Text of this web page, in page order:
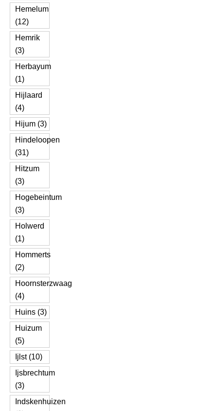
Hemelum
(12)
Hemrik
(3)
Herbayum
(1)
Hijlaard
(4)
Hijum (3)
Hindeloopen
(31)
Hitzum
(3)
Hogebeintum
(3)
Holwerd
(1)
Hommerts
(2)
Hoornsterzwaag
(4)
Huins (3)
Huizum
(5)
Ijlst (10)
Ijsbrechtum
(3)
Indskenhuizen